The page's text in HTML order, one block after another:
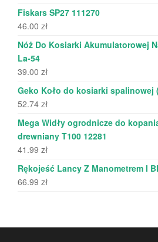
Fiskars SP27 111270
46.00 zł
Nóż Do Kosiarki Akumulatorowej
La-54
39.00 zł
Geko Koło do kosiarki spalinowej
52.74 zł
Mega Widły ogrodnicze do
drewniany T100 12281
41.99 zł
Rękojeść Lancy Z Manometrem I
66.99 zł